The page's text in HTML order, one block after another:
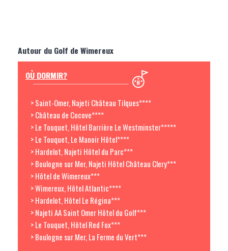
Autour du Golf de Wimereux
OÙ DORMIR?
> Saint-Omer, Najeti Château Tilques****
> Château de Cocove****
> Le Touquet, Hôtel Barrière Le Westminster*****
> Le Touquet, Le Manoir Hôtel****
> Hardelot, Najeti Hôtel du Parc***
> Boulogne sur Mer, Najeti Hôtel Château Clery***
> Hôtel de Wimereux***
> Wimereux, Hôtel Atlantic****
> Hardelot, Hôtel Le Régina***
> Najeti AA Saint Omer Hôtel du Golf***
> Le Touquet, Hôtel Red Fox***
> Boulogne sur Mer, La Ferme du Vert***